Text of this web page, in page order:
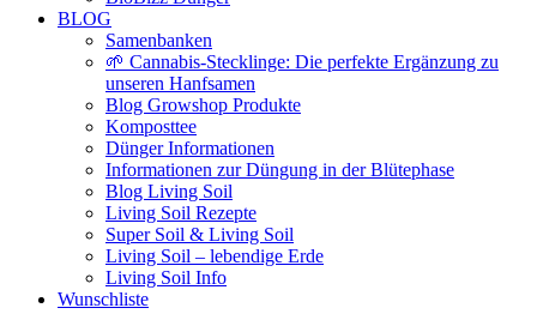
BLOG
Samenbanken
🌱 Cannabis-Stecklinge: Die perfekte Ergänzung zu
unseren Hanfsamen
Blog Growshop Produkte
Komposttee
Dünger Informationen
Informationen zur Düngung in der Blütephase
Blog Living Soil
Living Soil Rezepte
Super Soil & Living Soil
Living Soil – lebendige Erde
Living Soil Info
Wunschliste